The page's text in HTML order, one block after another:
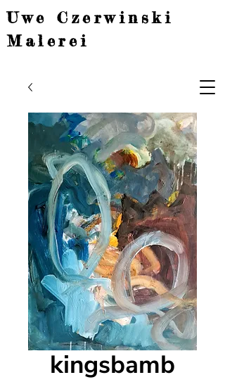
Uwe Czerwinski
Malerei
kingsbamb